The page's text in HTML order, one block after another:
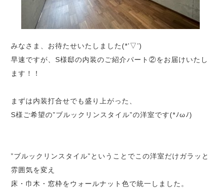
みなさま、お待たせいたしました(*’▽’)
早速ですが、S様邸の内装のご紹介パート②をお届けいたし
ます！！
まずは内装打合せでも盛り上がった、
S様ご希望の”ブルックリンスタイル”の洋室です(*ﾉωﾉ)
”ブルックリンスタイル”ということでこの洋室だけガラッと
雰囲気を変え
床・巾木・窓枠をウォールナット色で統一しました。